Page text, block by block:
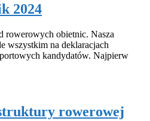
2024
rowerowych obietnic. Nasza
wszystkim na deklaracjach
kandydatów. Najpierw
rowerowej